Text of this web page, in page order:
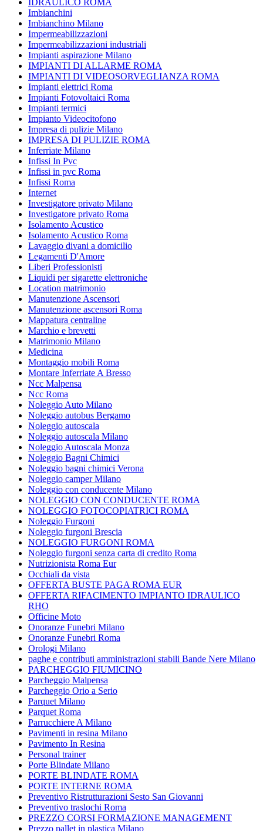
Imbianchini
Imbianchino Milano
Impermeabilizzazioni
Impermeabilizzazioni industriali
Impianti aspirazione Milano
IMPIANTI DI ALLARME ROMA
IMPIANTI DI VIDEOSORVEGLIANZA ROMA
Impianti elettrici Roma
Impianti Fotovoltaici Roma
Impianti termici
Impianto Videocitofono
Impresa di pulizie Milano
IMPRESA DI PULIZIE ROMA
Inferriate Milano
Infissi In Pvc
Infissi in pvc Roma
Infissi Roma
Internet
Investigatore privato Milano
Investigatore privato Roma
Isolamento Acustico
Isolamento Acustico Roma
Lavaggio divani a domicilio
Legamenti D'Amore
Liberi Professionisti
Liquidi per sigarette elettroniche
Location matrimonio
Manutenzione Ascensori
Manutenzione ascensori Roma
Mappatura centraline
Marchio e brevetti
Matrimonio Milano
Medicina
Montaggio mobili Roma
Montare Inferriate A Bresso
Ncc Malpensa
Ncc Roma
Noleggio Auto Milano
Noleggio autobus Bergamo
Noleggio autoscala
Noleggio autoscala Milano
Noleggio Autoscala Monza
Noleggio Bagni Chimici
Noleggio bagni chimici Verona
Noleggio camper Milano
Noleggio con conducente Milano
NOLEGGIO CON CONDUCENTE ROMA
NOLEGGIO FOTOCOPIATRICI ROMA
Noleggio Furgoni
Noleggio furgoni Brescia
NOLEGGIO FURGONI ROMA
Noleggio furgoni senza carta di credito Roma
Nutrizionista Roma Eur
Occhiali da vista
OFFERTA BUSTE PAGA ROMA EUR
OFFERTA RIFACIMENTO IMPIANTO IDRAULICO
RHO
Officine Moto
Onoranze Funebri Milano
Onoranze Funebri Roma
Orologi Milano
paghe e contributi amministrazioni stabili Bande Nere Milano
PARCHEGGIO FIUMICINO
Parcheggio Malpensa
Parcheggio Orio a Serio
Parquet Milano
Parquet Roma
Parrucchiere A Milano
Pavimenti in resina Milano
Pavimento In Resina
Personal trainer
Porte Blindate Milano
PORTE BLINDATE ROMA
PORTE INTERNE ROMA
Preventivo Ristrutturazioni Sesto San Giovanni
Preventivo traslochi Roma
PREZZO CORSI FORMAZIONE MANAGEMENT
Prezzo pallet in plastica Milano